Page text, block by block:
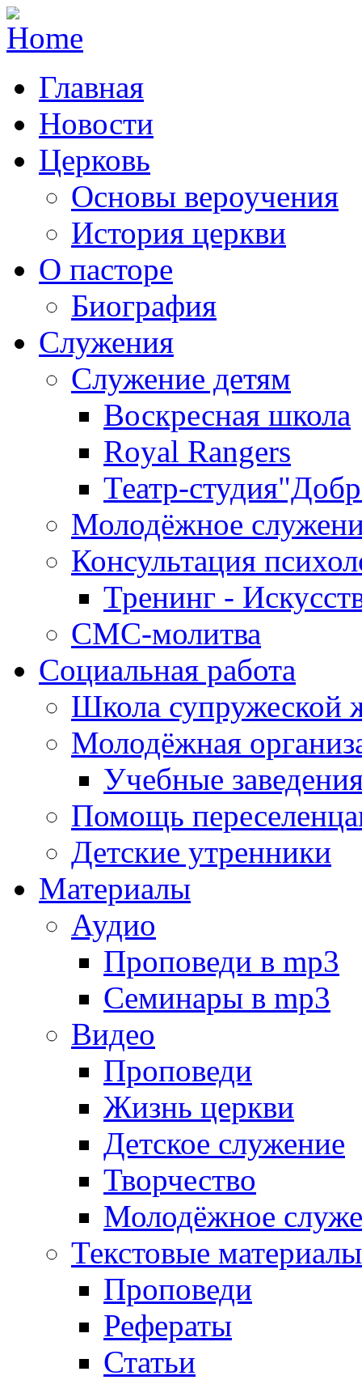
Главная
Новости
Церковь
Основы вероучения
История церкви
О пасторе
Биография
Служения
Служение детям
Воскресная школа
Royal Rangers
Театр-
Молодёжное
Консультация
Тренинг -
СМС-молитва
Социальная работа
Школа супружеской
Молодёжная
Учебные
Помощь
Детские утренники
Материалы
Аудио
Проповеди в mp3
Семинары в mp3
Видео
Проповеди
Жизнь церкви
Детское служение
Творчество
Молодёжное
Текстовые материалы
Проповеди
Рефераты
Статьи